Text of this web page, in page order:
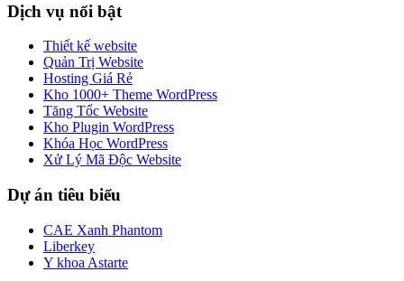
Dịch vụ nổi bật
Thiết kế website
Quản Trị Website
Hosting Giá Rẻ
Kho 1000+ Theme WordPress
Tăng Tốc Website
Kho Plugin WordPress
Khóa Học WordPress
Xử Lý Mã Độc Website
Dự án tiêu biểu
CAE Xanh Phantom
Liberkey
Y khoa Astarte